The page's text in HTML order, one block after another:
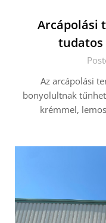
Arcápolási
Az arcápolási
bonyolultnak
krémmel,